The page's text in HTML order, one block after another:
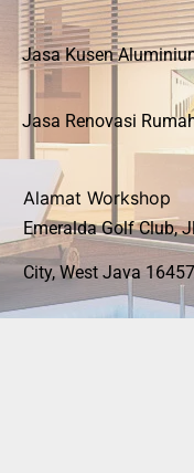
Jasa Kusen
Jasa Renovasi
Alamat Workshop
Emeralda Golf Club,
City, West Java